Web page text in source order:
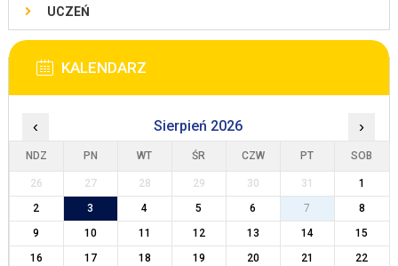
UCZEŃ
KALENDARZ
‹ Sierpień 2026 ›
NDZ PN WT ŚR CZW PT SOB
26 27 28 29 30 31
1
2
3 4 5 6 7
8
9
10 11 12 13 14
15
16
17 18 19 20 21
22